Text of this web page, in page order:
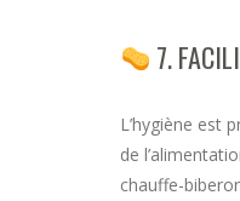
7.
L’hygiène est
de
chauffe-